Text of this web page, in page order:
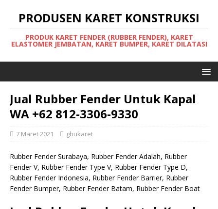
PRODUSEN KARET KONSTRUKSI
PRODUK KARET FENDER (RUBBER FENDER), KARET
ELASTOMER JEMBATAN, KARET BUMPER, KARET DILATASI
Jual Rubber Fender Untuk Kapal
WA +62 812-3306-9330
7 Maret 2021 gbukaret
Rubber Fender Surabaya, Rubber Fender Adalah, Rubber
Fender V, Rubber Fender Type V, Rubber Fender Type D,
Rubber Fender Indonesia, Rubber Fender Barrier, Rubber
Fender Bumper, Rubber Fender Batam, Rubber Fender Boat